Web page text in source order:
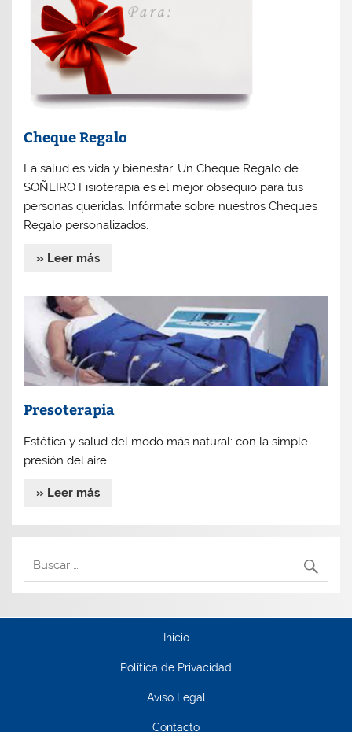
Cheque Regalo
La salud es vida y bienestar. Un Cheque Regalo de
SOÑEIRO Fisioterapia es el mejor obsequio para tus
personas queridas. Infórmate sobre nuestros Cheques
Regalo personalizados.
» Leer más
Presoterapia
Estética y salud del modo más natural: con la simple
presión del aire.
» Leer más
Inicio
Política de Privacidad
Aviso Legal
Contacto